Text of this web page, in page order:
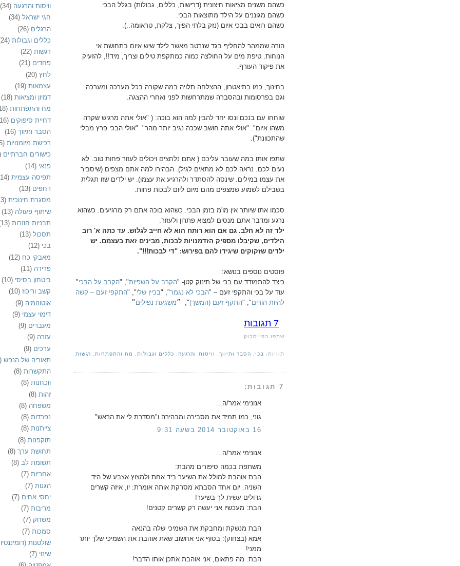
כשהם משנים מציאות חיצונית (דרישות, כללים, גבולות) בגלל הבכי.
כשהם מגוננים על הילד מתוצאות הבכי.
כשהם רואים בבכי איום (נזק בלתי הפיך, צלקת, טראומה..).
הורה שממהר להחליף בגד שנרטב מאשר לילד שיש איום בתחושת אי
הנוחות. טיפת מים על החולצה כמוה כמתקפת טילים וצריך, מיד!!, להזעיק
את פיקוד העורף.
בחינוך, כמו בתיאטרון, ההצלחה תלויה במה שקורה בכל מערכה ומערכה.
וגם בפרסומות ובהסברה שמתרחשות לפני ואחרי ההצגה.
שוחחו עם בנכם ונסו יחד להבין למה הוא בוכה: ( "אולי אתה מרגיש שקרה
משהו איום". "אולי אתה חושב שככה נגיב יותר מהר". "אולי הבכי פרץ מבלי
שהתכוונת").
שתפו אותו במה שעובר עליכם ( אתם נלחצים ויכולים לעזור פחות טוב. לא
נעים לכם. נראה לכם לא מתאים לגיל). הבהירו למה אתם מצפים (שיסביר
את עצמו במילים. שינסה להסתדר ולהרגיע את עצמו). יש ילדים שזו תגלית
בשבילם לשמוע שמצפים מהם מיום ליום לבכות פחות.
סכמו אתו שיותר אין מו'מ בזמן הבכי. כשהוא בוכה אתם רק מרגיעים. כשהוא
נרגע ומדבר אתם מנסים למצוא פתרון ולעזור.
ילד זה לא חלב. גם אם הוא רותח הוא לא חייב לגלוש. עד כתה א' רוב
הילדים, שקיבלו מספיק הזדמנויות לבכות, מבינים זאת בעצמם. יש
ילדים שזקוקים שיגידו להם בפירוש: "די לבכות!!!".
פוסטים נוספים בנושא:
כיצד להתמודד עם בכי של תינוק קטן- "הקרב על השפיות", "הקרב על הבכי".
עוד על בכי והתקפי זעם – "הבכי לא נגמר", "בכיין שלי", "התקפי זעם – קשה
להיות הורים", "התקף זעם (המשך)", ״משגעת נפילים״
7 תגובות
שתפו בפייסבוק
תוויות: בכי, הסבר ותיווך, וויסות והרגעה, כללים וגבולות, מח והתפתחות, רגשות
7 תגובות:
אנונימי אמר/ה...
גוני, כמו תמיד את מסבירה ומבהירה ו"מסדרת לי את הראש"...
16 באוקטובר 2014 בשעה 9:31
אנונימי אמר/ה...
משתפת בכמה סיפורים מהבת:
הבת אוהבת למולל את השיער ביד אחת ולמצוץ אצבע של היד
השניה. יום אחד הסבתא מסרקת אותה אומרת: יו, איזה קשרים
גדולים עשית לך בשיער!
הבת: מעכשיו אני יעשה רק קשרים קטנים!
הבת מנשקת ומחבקת את השמיכי שלה בהנאה
אמא (בצחוק): בסוף אני אחשוב שאת אוהבת את השמיכי שלך יותר
ממני!
הבת: מה פתאום, אני אוהבת אתכן אותו הדבר!
וויסות והרגעה (34)
חגי ישראל (34)
הרגלים (26)
כללים וגבולות
רגשות (22)
פחדים (21)
לחץ (20)
עצמאות (19)
דמיון ומציאות (18)
מח והתפתחות
דחיית סיפוקים
הסבר ותיווך (16)
רכישת מיומנויות
כישורים חברתיים
פנאי (14)
תפיסה עצמית
דחפים (13)
מסגרת חינוכית
שיתוף פעולה (13)
תבניות חוזרות
תסכול (13)
בכי (12)
מאבקי כח (12)
פרידה (11)
ביטחון בסיסי (10)
קשב וריכוז (10)
אוטונומיה (9)
דימוי עצמי (9)
מעברים (9)
עזרה (9)
ערכים (9)
תאוריה של הנפש
התקשרות (8)
ווכחנות (8)
זהות (8)
משפחה (8)
נפרדות (8)
צייתנות (8)
תוקפנות (8)
תחושת ערך (8)
תשומת לב (8)
אחריות (7)
הגנות (7)
יחסי אחים (7)
מריבות (7)
משחק (7)
סמכות (7)
שולטנות
שינוי (7)